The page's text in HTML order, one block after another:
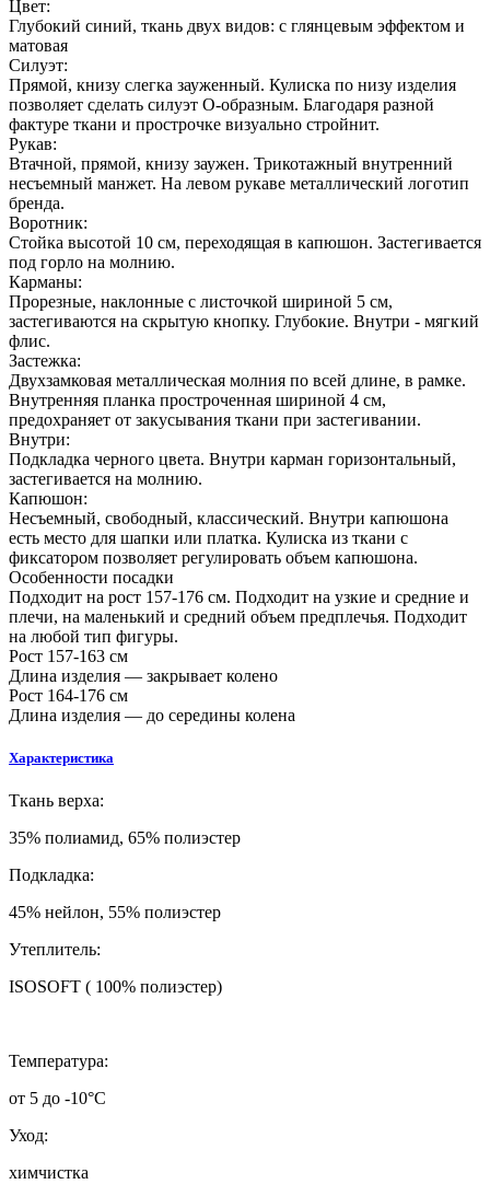
Цвет:
Глубокий синий, ткань двух видов: с глянцевым эффектом и
матовая
Силуэт:
Прямой, книзу слегка зауженный. Кулиска по низу изделия
позволяет сделать силуэт О-образным. Благодаря разной
фактуре ткани и прострочке визуально стройнит.
Рукав:
Втачной, прямой, книзу заужен. Трикотажный внутренний
несъемный манжет. На левом рукаве металлический логотип
бренда.
Воротник:
Стойка высотой 10 см, переходящая в капюшон. Застегивается
под горло на молнию.
Карманы:
Прорезные, наклонные с листочкой шириной 5 см,
застегиваются на скрытую кнопку. Глубокие. Внутри - мягкий
флис.
Застежка:
Двухзамковая металлическая молния по всей длине, в рамке.
Внутренняя планка простроченная шириной 4 см,
предохраняет от закусывания ткани при застегивании.
Внутри:
Подкладка черного цвета. Внутри карман горизонтальный,
застегивается на молнию.
Капюшон:
Несъемный, свободный, классический. Внутри капюшона
есть место для шапки или платка. Кулиска из ткани с
фиксатором позволяет регулировать объем капюшона.
Особенности посадки
Подходит на рост 157-176 см. Подходит на узкие и средние и
плечи, на маленький и средний объем предплечья. Подходит
на любой тип фигуры.
Рост 157-163 см
Длина изделия — закрывает колено
Рост 164-176 см
Длина изделия — до середины колена
Характеристика
Ткань верха:
35% полиамид, 65% полиэстер
Подкладка:
45% нейлон, 55% полиэстер
Утеплитель:
ISOSOFT ( 100% полиэстер)
Температура:
от 5 до -10°C
Уход:
химчистка